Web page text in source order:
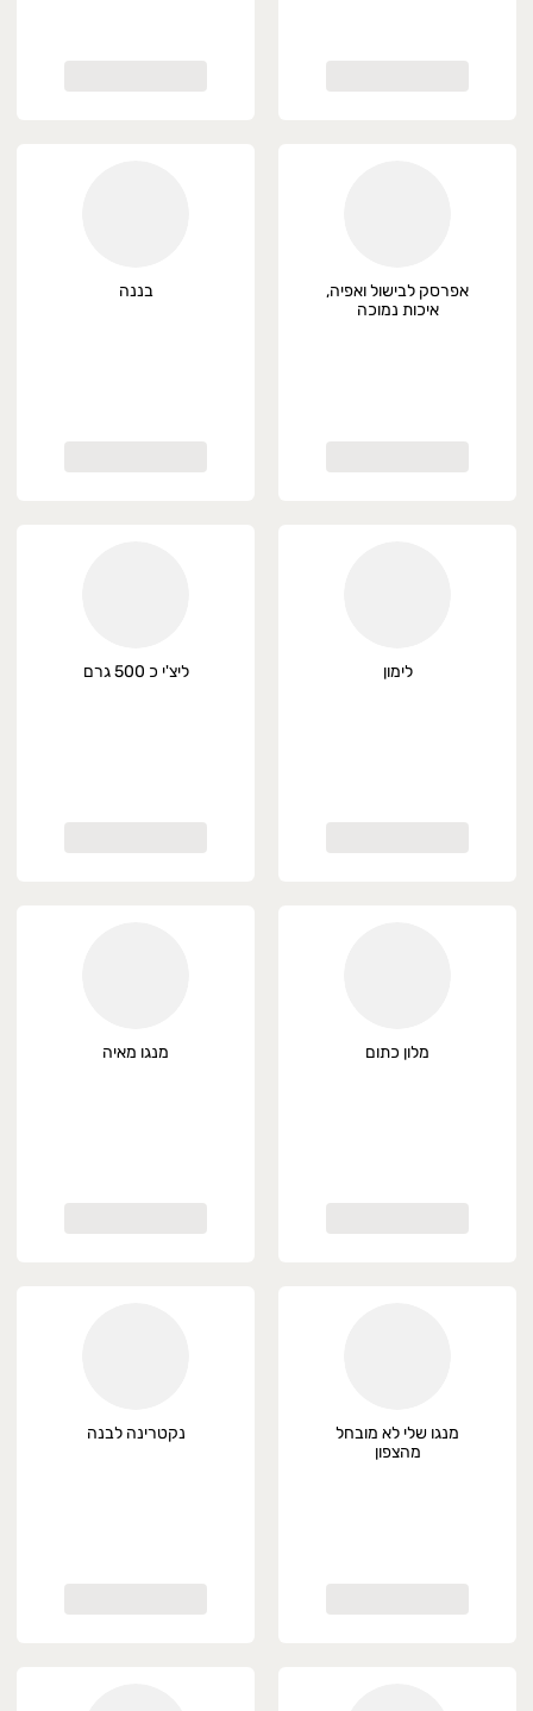
אפרסק לבישול ואפיה,
איכות נמוכה
בננה
לימון ליצ'י כ 500 גרם
מלון כתום מנגו מאיה
מנגו שלי לא מובחל
מהצפון
נקטרינה לבנה